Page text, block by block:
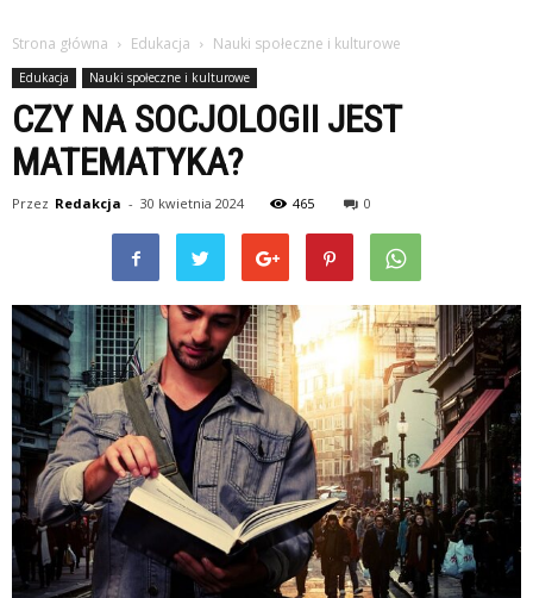
Strona główna Edukacja Nauki społeczne i kulturowe
Edukacja Nauki społeczne i kulturowe
CZY NA SOCJOLOGII JEST
MATEMATYKA?
Przez Redakcja - 30 kwietnia 2024 465 0